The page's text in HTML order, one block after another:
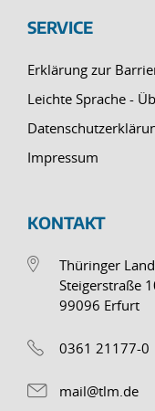
SERVICE
Erklärung zur
Leichte Sprache -
Impressum
KONTAKT
Thüringer
Steigerstraße
99096 Erfurt
0361 21177-0
mail@tlm.de